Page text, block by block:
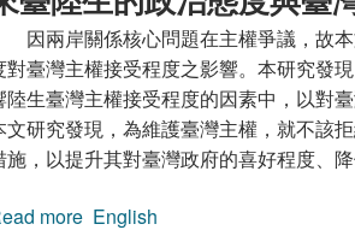
因兩岸關係核心問題在主權爭議，故
對臺灣主權接受程度之影響。本研究發
陸生臺灣主權接受程度的因素中，以對
文研究發現，為維護臺灣主權，就不該
施，以提升其對臺灣政府的喜好程度、
more about 來臺陸生的政治態度與臺
English